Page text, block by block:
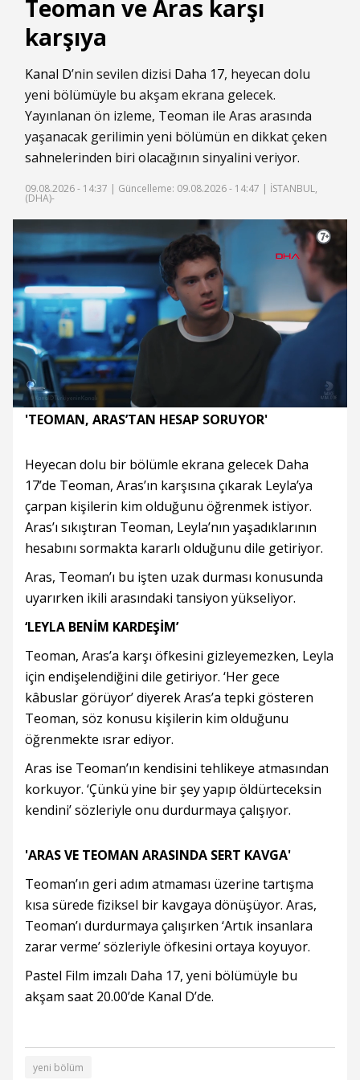
Teoman ve Aras karşı
karşıya
Kanal D’nin sevilen dizisi Daha 17, heyecan dolu
yeni bölümüyle bu akşam ekrana gelecek.
Yayınlanan ön izleme, Teoman ile Aras arasında
yaşanacak gerilimin yeni bölümün en dikkat çeken
sahnelerinden biri olacağının sinyalini veriyor.
09.08.2026 - 14:37 | Güncelleme: 09.08.2026 - 14:47 | İSTANBUL,
(DHA)-
Süre Toplam
0%
0%
'TEOMAN, ARAS’TAN HESAP SORUYOR'
Heyecan dolu bir bölümle ekrana gelecek Daha
17’de Teoman, Aras’ın karşısına çıkarak Leyla’ya
çarpan kişilerin kim olduğunu öğrenmek istiyor.
Aras’ı sıkıştıran Teoman, Leyla’nın yaşadıklarının
hesabını sormakta kararlı olduğunu dile getiriyor.
Aras, Teoman’ı bu işten uzak durması konusunda
uyarırken ikili arasındaki tansiyon yükseliyor.
‘LEYLA BENİM KARDEŞİM’
Teoman, Aras’a karşı öfkesini gizleyemezken, Leyla
için endişelendiğini dile getiriyor. ‘Her gece
kâbuslar görüyor’ diyerek Aras’a tepki gösteren
Teoman, söz konusu kişilerin kim olduğunu
öğrenmekte ısrar ediyor.
Aras ise Teoman’ın kendisini tehlikeye atmasından
korkuyor. ‘Çünkü yine bir şey yapıp öldürteceksin
kendini’ sözleriyle onu durdurmaya çalışıyor.
'ARAS VE TEOMAN ARASINDA SERT KAVGA'
Teoman’ın geri adım atmaması üzerine tartışma
kısa sürede fiziksel bir kavgaya dönüşüyor. Aras,
Teoman’ı durdurmaya çalışırken ‘Artık insanlara
zarar verme’ sözleriyle öfkesini ortaya koyuyor.
Pastel Film imzalı Daha 17, yeni bölümüyle bu
akşam saat 20.00’de Kanal D’de.
yeni bölüm